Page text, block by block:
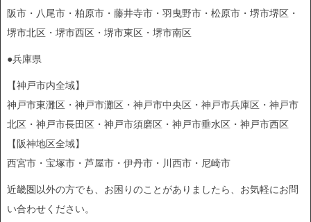
阪市・八尾市・柏原市・藤井寺市・羽曳野市・松原市・堺市堺区・
堺市北区・堺市西区・堺市東区・堺市南区
●兵庫県
【神戸市内全域】
神戸市東灘区・神戸市灘区・神戸市中央区・神戸市兵庫区・神戸市
北区・神戸市長田区・神戸市須磨区・神戸市垂水区・神戸市西区
【阪神地区全域】
西宮市・宝塚市・芦屋市・伊丹市・川西市・尼崎市
近畿圏以外の方でも、お困りのことがありましたら、お気軽にお問
い合わせください。